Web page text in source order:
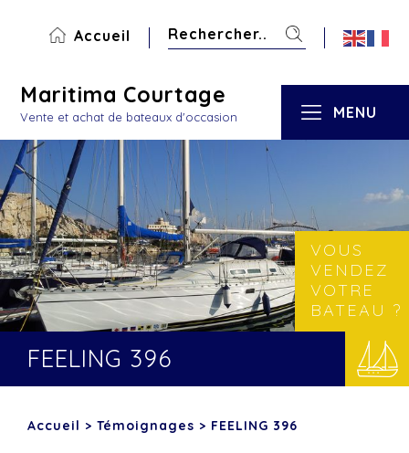
Accueil
Maritima Courtage
Vente et achat de bateaux d'occasion MENU
VOUS
VENDEZ
VOTRE
BATEAU ?
FEELING 396
Accueil > Témoignages > FEELING 396